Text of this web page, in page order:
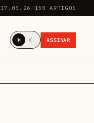
17.05.26 · 150 ARTIGOS
☀ ☾ ASSINAR